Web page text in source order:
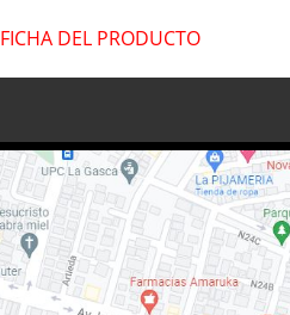
FICHA DEL PRODUCTO